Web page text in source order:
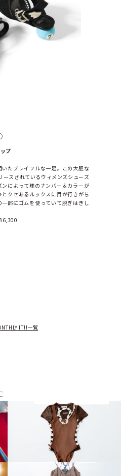
プ
たプレイフルな一足。この大胆な
スされているウィメンズシューズ
によって球のナンバー＆カラーが
クセあるルックスに目が行きがち
部にゴムを使っていて脱ぎはきし
IT!!一覧